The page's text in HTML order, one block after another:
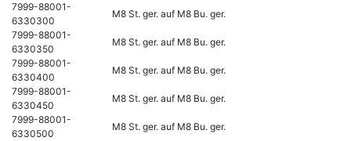
7999-88001-
6330300
M8 St. ger. auf M8 Bu. ger.
7999-88001-
6330350
M8 St. ger. auf M8 Bu. ger.
7999-88001-
6330400
M8 St. ger. auf M8 Bu. ger.
7999-88001-
6330450
M8 St. ger. auf M8 Bu. ger.
7999-88001-
6330500
M8 St. ger. auf M8 Bu. ger.